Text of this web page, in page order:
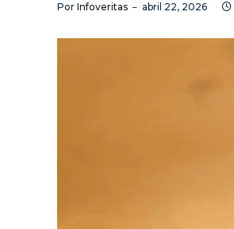
Por Infoveritas abril 22, 2026